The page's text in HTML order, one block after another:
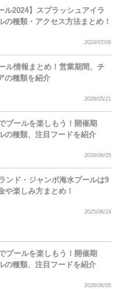
ル2024】スプラッシュアイラ
の種類・アクセス方法まとめ！
2024/07/08
ル情報まとめ！営業期間、チ
の種類を紹介
2026/05/21
プールを楽しもう！開催期
の種類、注目フードを紹介
2026/06/05
ンド・ジャンボ海水プールは9
や楽しみ方まとめ！
2025/06/24
プールを楽しもう！開催期
の種類、注目フードを紹介
2026/06/05